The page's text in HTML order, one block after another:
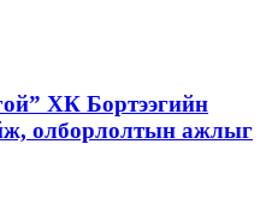
ХК Бортээгийн
олборлолтын ажлыг